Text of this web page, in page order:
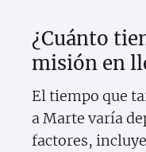
¿Cuánto
misión en
El tiempo que
a Marte varía
factores,